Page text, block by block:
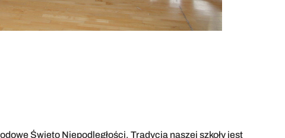
Święto Niepodległości. Tradycją naszej szkoły jest